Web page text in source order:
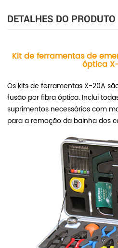
DETALHES DO PRODUTO
Kit de ferramentas de
óptica
Os kits de ferramentas X-20A
fusão por fibra óptica. Inclui
suprimentos necessários com
para a remoção da bainha dos